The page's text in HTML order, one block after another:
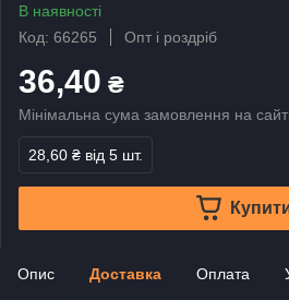
В наявності
Код: 66265
Опт і роздріб
36,40 ₴
Мінімальна сума замовлення на
28,60 ₴ від 5 шт.
Опис Доставка Оплата